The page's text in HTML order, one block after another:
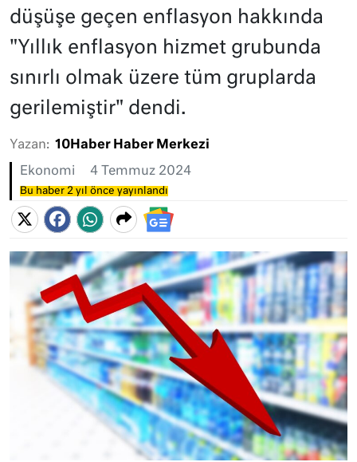
düşüşe geçen enflasyon hakkında
"Yıllık enflasyon hizmet grubunda
sınırlı olmak üzere tüm gruplarda
gerilemiştir" dendi.
Yazan: 10Haber Haber Merkezi
Ekonomi 4 Temmuz 2024
Bu haber 2 yıl önce yayınlandı